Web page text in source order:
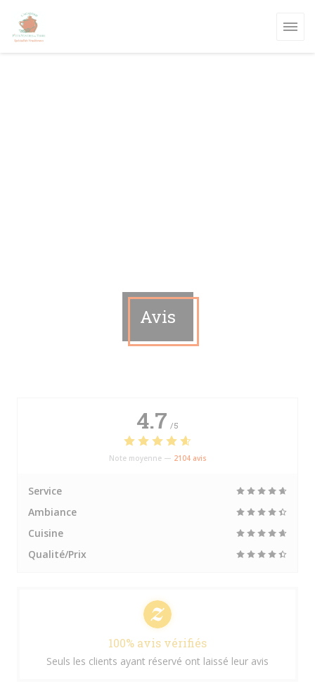
Avis
4.7 /5
Note moyenne — 2104 avis
Service
Ambiance
Cuisine
Qualité/Prix
100% avis vérifiés
Seuls les clients ayant réservé ont laissé leur avis